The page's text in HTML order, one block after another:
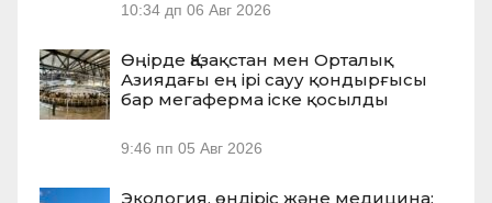
10:34 дп 06 Авг 2026
Өңірде Қазақстан мен Орталық
Азиядағы ең ірі сауу қондырғысы
бар мегаферма іске қосылды
9:46 пп 05 Авг 2026
Экология, өндіріс және медицина: